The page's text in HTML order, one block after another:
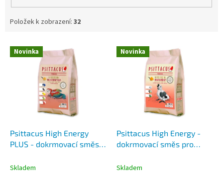
Položek k zobrazení: 32
V Novinka
Psittacus High Energy
PLUS - dokrmovací směs
Skladem
Novinka
Psittacus High Energy -
dokrmovací směs pro
Skladem